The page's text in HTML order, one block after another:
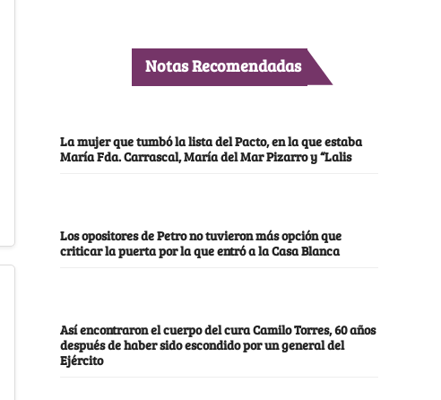
Notas Recomendadas
La mujer que tumbó la lista del Pacto, en la que estaba
María Fda. Carrascal, María del Mar Pizarro y “Lalis
Los opositores de Petro no tuvieron más opción que
criticar la puerta por la que entró a la Casa Blanca
Así encontraron el cuerpo del cura Camilo Torres, 60 años
después de haber sido escondido por un general del
Ejército